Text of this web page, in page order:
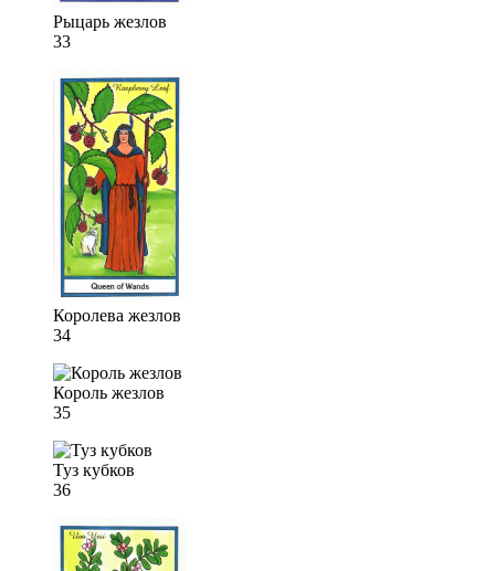
Рыцарь жезлов
33
Королева жезлов
34
Король жезлов
35
Туз кубков
36